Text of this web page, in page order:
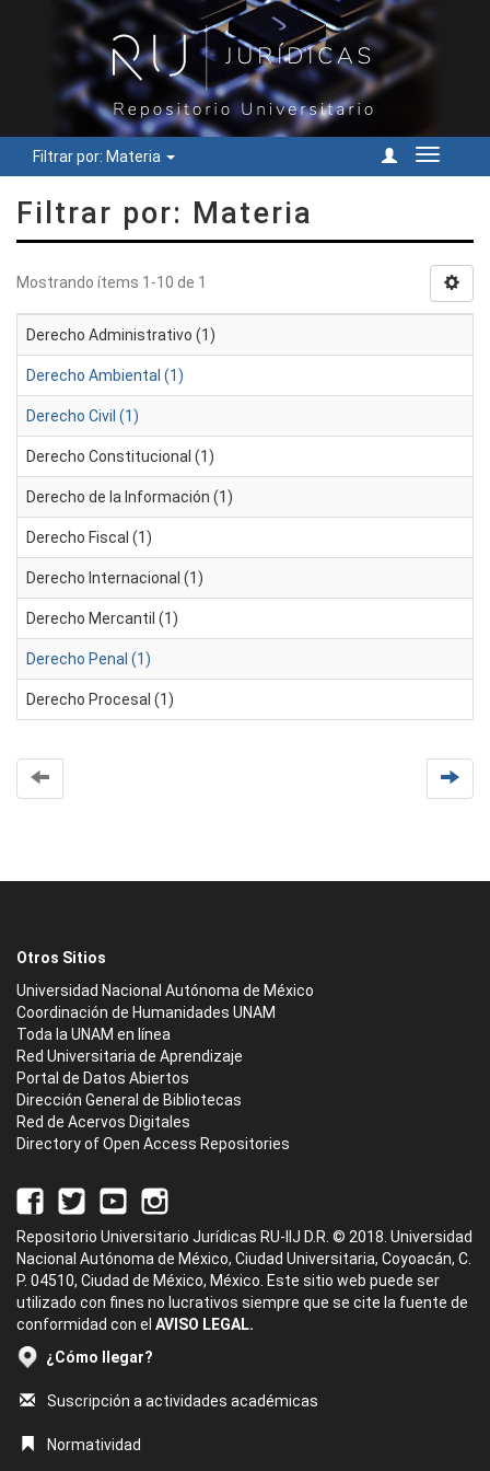
Filtrar por: Materia
Cambiar
Filtrar por: Materia
Mostrando ítems 1-10 de 1
Derecho Administrativo (1)
Derecho Ambiental (1)
Derecho Civil (1)
Derecho Constitucional (1)
Derecho de la Información (1)
Derecho Fiscal (1)
Derecho Internacional (1)
Derecho Mercantil (1)
Derecho Penal (1)
Derecho Procesal (1)
Otros Sitios
Universidad Nacional Autónoma de México
Coordinación de Humanidades UNAM
Toda la UNAM en línea
Red Universitaria de Aprendizaje
Portal de Datos Abiertos
Dirección General de Bibliotecas
Red de Acervos Digitales
Directory of Open Access Repositories
Repositorio Universitario Jurídicas RU-IIJ D.R. © 2018. Universidad
Nacional Autónoma de México, Ciudad Universitaria, Coyoacán, C.
P. 04510, Ciudad de México, México. Este sitio web puede ser
utilizado con fines no lucrativos siempre que se cite la fuente de
conformidad con el AVISO LEGAL.
¿Cómo llegar?
Suscripción a actividades académicas
Normatividad